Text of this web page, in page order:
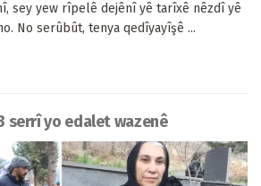
sey yew rîpelê dejênî yê tarîxê nêzdî yê
No serûbût, tenya qedîyayîşê ...
serrî yo edalet wazenê